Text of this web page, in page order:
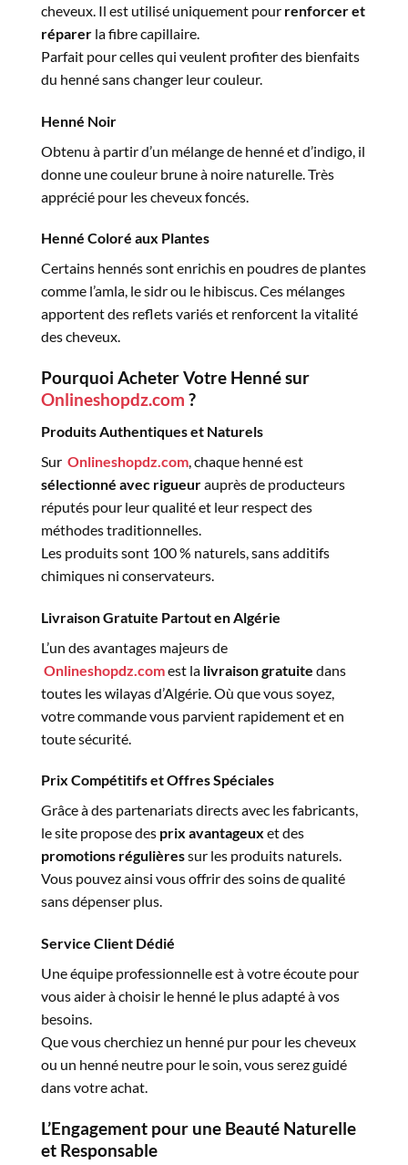
cheveux. Il est utilisé uniquement pour renforcer et
réparer la fibre capillaire.
Parfait pour celles qui veulent profiter des bienfaits
du henné sans changer leur couleur.
Henné Noir
Obtenu à partir d’un mélange de henné et d’indigo, il
donne une couleur brune à noire naturelle. Très
apprécié pour les cheveux foncés.
Henné Coloré aux Plantes
Certains hennés sont enrichis en poudres de plantes
comme l’amla, le sidr ou le hibiscus. Ces mélanges
apportent des reflets variés et renforcent la vitalité
des cheveux.
Pourquoi Acheter Votre Henné sur
Onlineshopdz.com ?
Produits Authentiques et Naturels
Sur Onlineshopdz.com , chaque henné est
sélectionné avec rigueurauprès de producteurs
réputés pour leur qualité et leur respect des
méthodes traditionnelles.
Les produits sont 100 % naturels, sans additifs
chimiques ni conservateurs.
Livraison Gratuite Partout en Algérie
L’un des avantages majeurs de
Onlineshopdz.comest la livraison gratuite dans
toutes les wilayas d’Algérie. Où que vous soyez,
votre commande vous parvient rapidement et en
toute sécurité.
Prix Compétitifs et Offres Spéciales
Grâce à des partenariats directs avec les fabricants,
le site propose des prix avantageux et des
promotions régulièressur les produits naturels.
Vous pouvez ainsi vous offrir des soins de qualité
sans dépenser plus.
Service Client Dédié
Une équipe professionnelle est à votre écoute pour
vous aider à choisir le henné le plus adapté à vos
besoins.
Que vous cherchiez un henné pur pour les cheveux
ou un henné neutre pour le soin, vous serez guidé
dans votre achat.
L’Engagement pour une Beauté Naturelle
et Responsable